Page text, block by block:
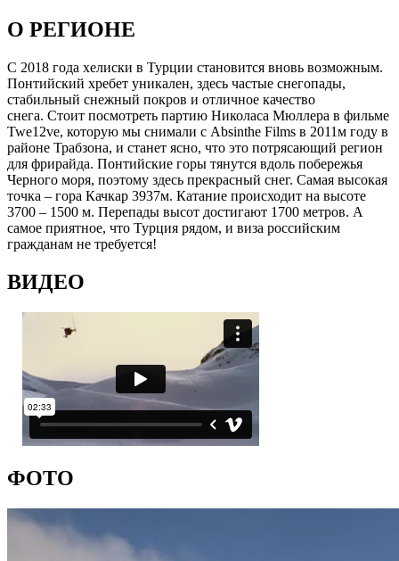
О РЕГИОНЕ
С 2018 года хелиски в Турции становится вновь возможным.
Понтийский хребет уникален, здесь частые снегопады,
стабильный снежный покров и отличное качество
снега. Стоит посмотреть партию Николаса Мюллера в фильме
Twe12ve, которую мы снимали с Absinthe Films в 2011м году в
районе Трабзона, и станет ясно, что это потрясающий регион
для фрирайда. Понтийские горы тянутся вдоль побережья
Черного моря, поэтому здесь прекрасный снег. Самая высокая
точка – гора Качкар 3937м. Катание происходит на высоте
3700 – 1500 м. Перепады высот достигают 1700 метров. А
самое приятное, что Турция рядом, и виза российским
гражданам не требуется!
ВИДЕО
ФОТО